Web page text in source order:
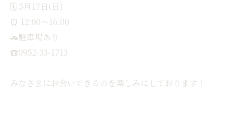
🗓 5月17日(日)
⏰ 12:00〜16:00
🚗駐車場あり
☎0952-33-1713
みなさまにお会いできるのを楽しみにしております！